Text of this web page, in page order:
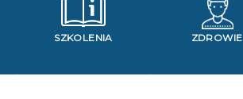
SZKOLENIA ZDROWIE